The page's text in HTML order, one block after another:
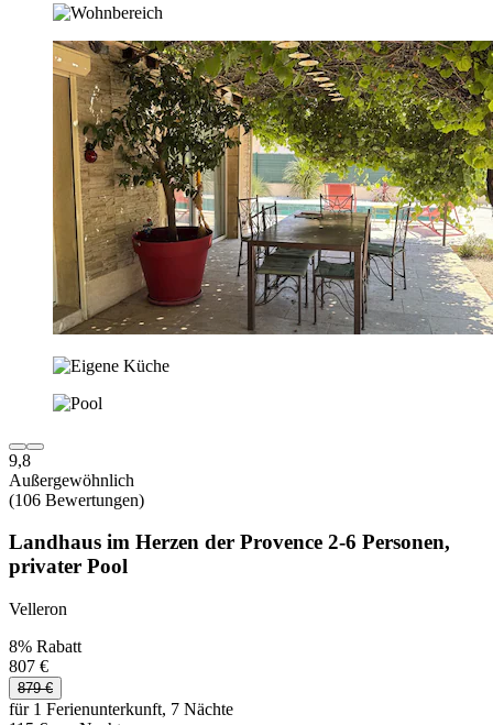
9,8
Außergewöhnlich
(106 Bewertungen)
Landhaus im Herzen der Provence 2-6 Personen,
privater Pool
Velleron
8% Rabatt
807 €
879 €
für 1 Ferienunterkunft, 7 Nächte